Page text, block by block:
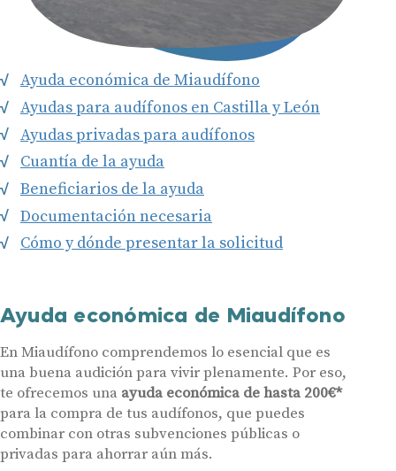
Ayuda económica de Miaudífono
Ayudas para audífonos en Castilla y León
Ayudas privadas para audífonos
Cuantía de la ayuda
Beneficiarios de la ayuda
Documentación necesaria
Cómo y dónde presentar la solicitud
Ayuda económica de Miaudífono
En Miaudífono comprendemos lo esencial que es
una buena audición para vivir plenamente. Por eso,
te ofrecemos una ayuda económica de hasta 200€*
para la compra de tus audífonos, que puedes
combinar con otras subvenciones públicas o
privadas para ahorrar aún más.